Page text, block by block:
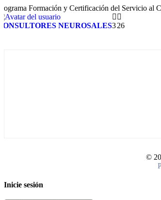
Formación y Certificación del Servicio al
NEUROSALES326
©
Inicie sesión